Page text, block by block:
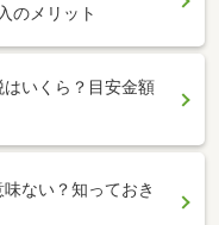
のメリット
いくら？目安金額
ない？知っておき